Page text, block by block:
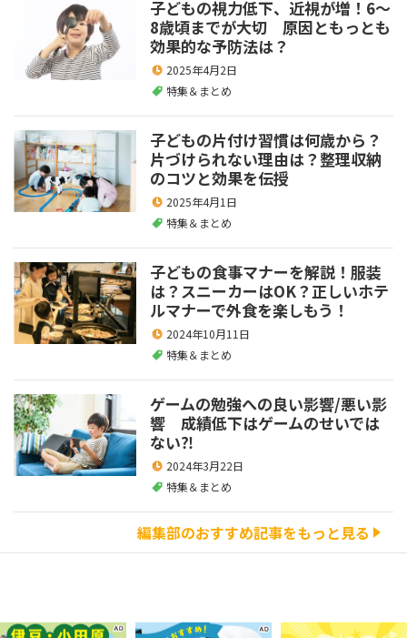
子どもの視力低下、近視が増！6～
8歳頃までが大切 原因ともっとも
効果的な予防法は？
2025年4月2日
特集＆まとめ
子どもの片付け習慣は何歳から？
片づけられない理由は？整理収納
のコツと効果を伝授
2025年4月1日
特集＆まとめ
子どもの食事マナーを解説！服装
は？スニーカーはOK？正しいホテ
ルマナーで外食を楽しもう！
2024年10月11日
特集＆まとめ
ゲームの勉強への良い影響/悪い影
響 成績低下はゲームのせいでは
ない⁈
2024年3月22日
特集＆まとめ
編集部のおすすめ記事をもっと見る